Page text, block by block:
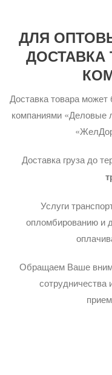
ДЛЯ
Доставка товара
компаниями «Деловые
Доставка груза до
Услуги
опломбированию и
Обращаем Ваше